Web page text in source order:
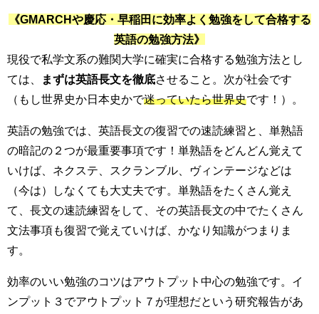
《GMARCHや慶応・早稲田 に効率よく勉強をして合格する
英語の勉強方法》
現役で私学文系の難関大学に確実に合格する勉強方法とし
ては、
まずは英語長文を徹底させること。次が社会です
（もし世界史か日本史かで迷っていたら世界史です！）。
英語の勉強では、英語長文の復習での速読練習と、単熟語
の暗記の２つが最重要事項です！単熟語をどんどん覚えて
いけば、ネクステ、スクランブル、ヴィンテージなどは
（今は）しなくても大丈夫です。単熟語をたくさん覚え
て、長文の速読練習をして、その英語長文の中でたくさん
文法事項も復習で覚えていけば、かなり知識がつまりま
す。
効率のいい勉強のコツはアウトプット中心の勉強です。イ
ンプット３でアウトプット７が理想だという研究報告があ